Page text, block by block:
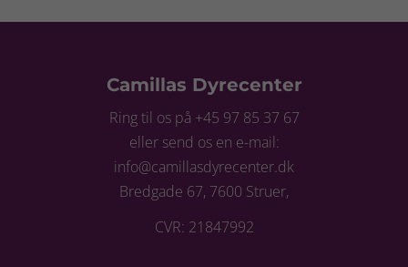
Camillas Dyrecenter
Ring til os på +45 97 85 37 67
eller send os en e-mail:
info@camillasdyrecenter.dk
Bredgade 67, 7600 Struer,
CVR: 21847992